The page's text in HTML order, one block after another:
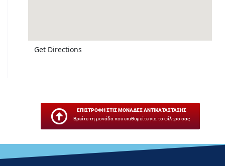
Get Directions
ΕΠΙΣΤΡΟΦΗ ΣΤΙΣ ΜΟΝΑΔΕΣ ΑΝΤΙΚΑΤΑΣΤΑΣΗΣ
Βρείτε τη μονάδα που επιθυμείτε για το φίλτρο σας